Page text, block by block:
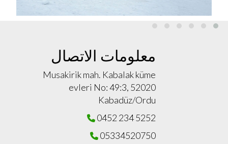
معلومات الاتصال
Musakirik mah. Kabalak küme
evleri No: 49:3, 52020
Kabadüz/Ordu
0452 234 5252
05334520750